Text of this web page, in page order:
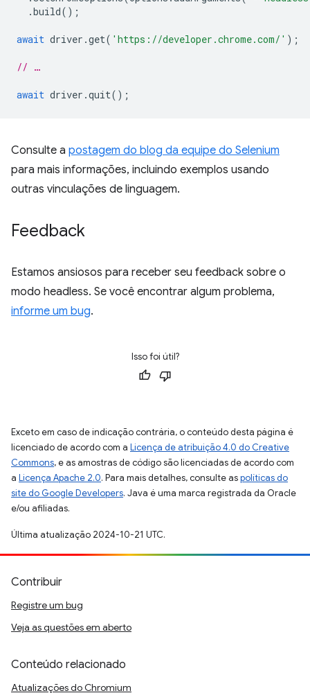
.build();
await driver .get( 'https://developer.chrome.com/' );
// …
await driver .quit();
Consulte a postagem do blog da equipe do Selenium
para mais informações, incluindo exemplos usando
outras vinculações de linguagem.
Feedback
Estamos ansiosos para receber seu feedback sobre o
modo headless. Se você encontrar algum problema,
informe um bug.
Isso foi útil?
Exceto em caso de indicação contrária, o conteúdo desta página é
licenciado de acordo com a Licença de atribuição 4.0 do Creative
Commons, e as amostras de código são licenciadas de acordo com
a Licença Apache 2.0. Para mais detalhes, consulte aspolíticas do
site do Google Developers. Java é uma marca registrada da Oracle
e/ou afiliadas.
Última atualização 2024-10-21 UTC.
Contribuir
Registre um bug
Veja as questões em aberto
Conteúdo relacionado
Atualizações do Chromium